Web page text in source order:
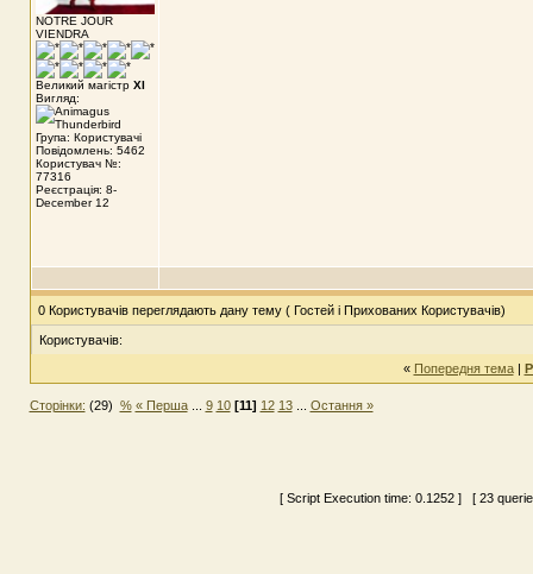
NOTRE JOUR
VIENDRA
Великий магістр XI
Вигляд:
Група: Користувачі
Повідомлень: 5462
Користувач №:
77316
Реєстрація: 8-
December 12
0 Користувачів переглядають дану тему ( Гостей і Прихованих Користувачів)
Користувачів:
« Попередня тема|
Сторінки: (29) % « Перша... 9 10 [11] 12 13... Остання »
[ Script Execution time: 0.1252 ] [ 23